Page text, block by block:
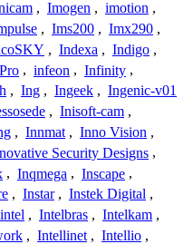
, Imogen , imotion ,
, Ims200 , Imx290 ,
, Indexa , Indigo ,
, infeon , Infinity ,
, Ing , Ingeek , Ingenic-v01
, Inisoft-cam ,
, Innmat , Inno Vision ,
Security Designs ,
, Inqmega , Inscape ,
, Instar , Instek Digital ,
intel , Intelbras , Intelkam ,
, Intellinet , Intellio ,